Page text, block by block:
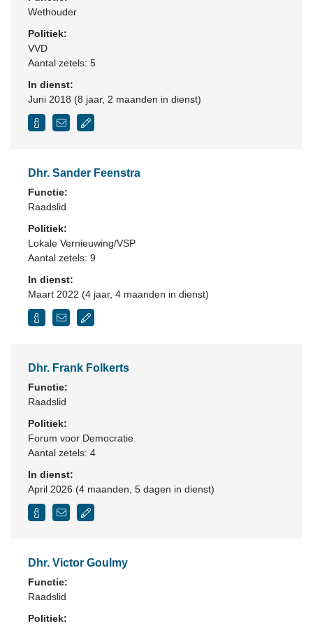
Wethouder
Politiek:
VVD
Aantal zetels: 5
In dienst:
Juni 2018 (8 jaar, 2 maanden in dienst)
Dhr. Sander Feenstra
Functie:
Raadslid
Politiek:
Lokale Vernieuwing/VSP
Aantal zetels: 9
In dienst:
Maart 2022 (4 jaar, 4 maanden in dienst)
Dhr. Frank Folkerts
Functie:
Raadslid
Politiek:
Forum voor Democratie
Aantal zetels: 4
In dienst:
April 2026 (4 maanden, 5 dagen in dienst)
Dhr. Victor Goulmy
Functie:
Raadslid
Politiek: